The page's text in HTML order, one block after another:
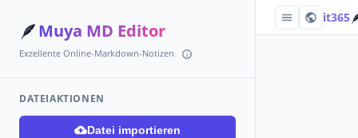
🪶Muya MD Editor
Exzellente Online-Markdown-Notizen
DATEIAKTIONEN
Datei importieren
it365